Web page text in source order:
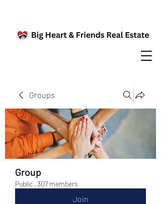
Groups
Group
Public · 307 members
Join